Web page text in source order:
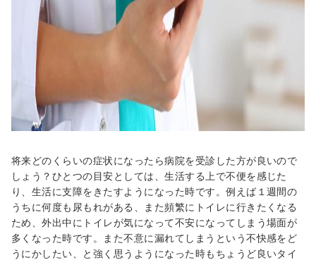
将来どのくらいの症状になったら病院を受診した方が良いので
しょう？ひとつの目安としては、生活する上で不便を感じた
り、生活に支障をきたすようになった時です。例えば１週間の
うちに何度も尿もれがある、また頻繁にトイレに行きたくなる
ため、外出中にトイレが気になって不安になってしまう場面が
多くなった時です。また不意に漏れてしまうという不快感をど
うにかしたい、と強く思うようになった時もちょうど良いタイ